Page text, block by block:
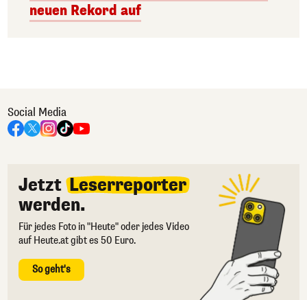
neuen Rekord auf
Social Media
Jetzt Leserreporter
werden.
Für jedes Foto in "Heute" oder jedes Video
auf Heute.at gibt es 50 Euro.
So geht's